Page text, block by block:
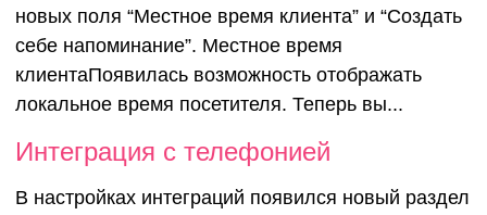
новых поля “Местное время клиента” и “Создать
себе напоминание”. Местное время
клиентаПоявилась возможность отображать
локальное время посетителя. Теперь вы...
Интеграция с телефонией
В настройках интеграций появился новый раздел